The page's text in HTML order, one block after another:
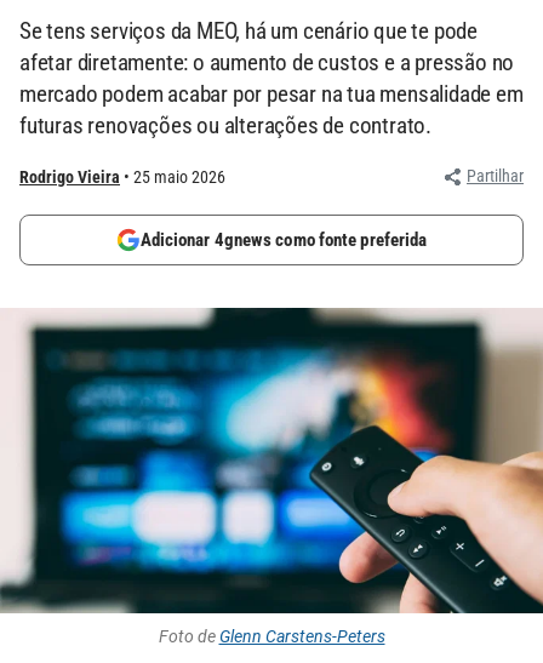
Se tens serviços da MEO, há um cenário que te pode
afetar diretamente: o aumento de custos e a pressão no
mercado podem acabar por pesar na tua mensalidade em
futuras renovações ou alterações de contrato.
Rodrigo Vieira 25 maio 2026 Partilhar
Adicionar 4gnews como fonte preferida
Foto deGlenn Carstens-Peters